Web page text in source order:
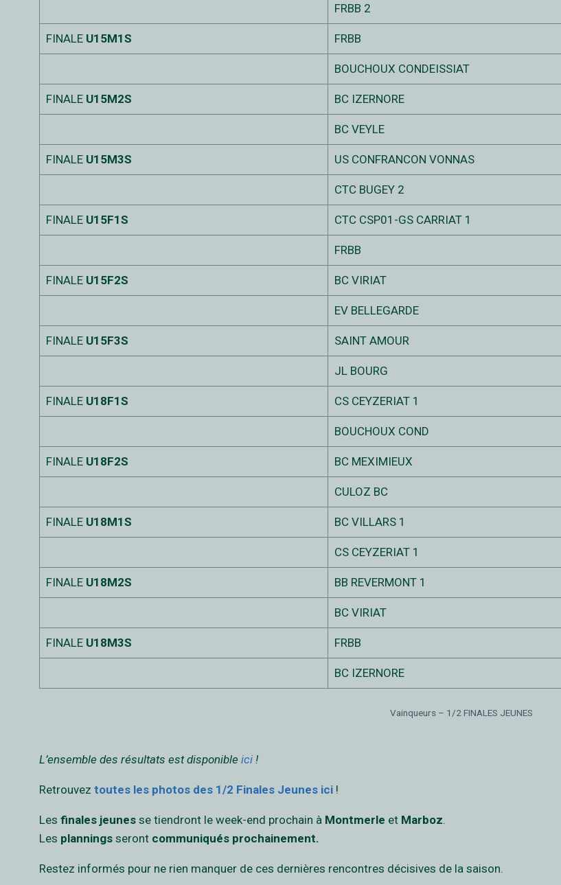
FRBB 2
FINALE U15M1S FRBB
BOUCHOUX CONDEISSIAT
FINALE U15M2S BC IZERNORE
BC VEYLE
FINALE U15M3S US CONFRANCON VONNAS
CTC BUGEY 2
FINALE U15F1S CTC CSP01-GS CARRIAT 1
FRBB
FINALE U15F2S BC VIRIAT
EV BELLEGARDE
FINALE U15F3S SAINT AMOUR
JL BOURG
FINALE U18F1S CS CEYZERIAT 1
BOUCHOUX COND
FINALE U18F2S BC MEXIMIEUX
CULOZ BC
FINALE U18M1S BC VILLARS 1
CS CEYZERIAT 1
FINALE U18M2S BB REVERMONT 1
BC VIRIAT
FINALE U18M3S FRBB
BC IZERNORE
Vainqueurs – 1/2 FINALES JEUNES
L’ensemble des résultats est disponible ici !
Retrouvez toutes les photos des 1/2 Finales Jeunes ici !
Les finales jeunes se tiendront le week-end prochain à Montmerle et Marboz.
Les plannings seront communiqués prochainement.
Restez informés pour ne rien manquer de ces dernières rencontres décisives de la saison.